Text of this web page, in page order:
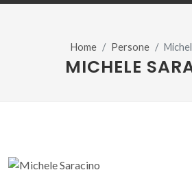
Home Persone
MICHELE